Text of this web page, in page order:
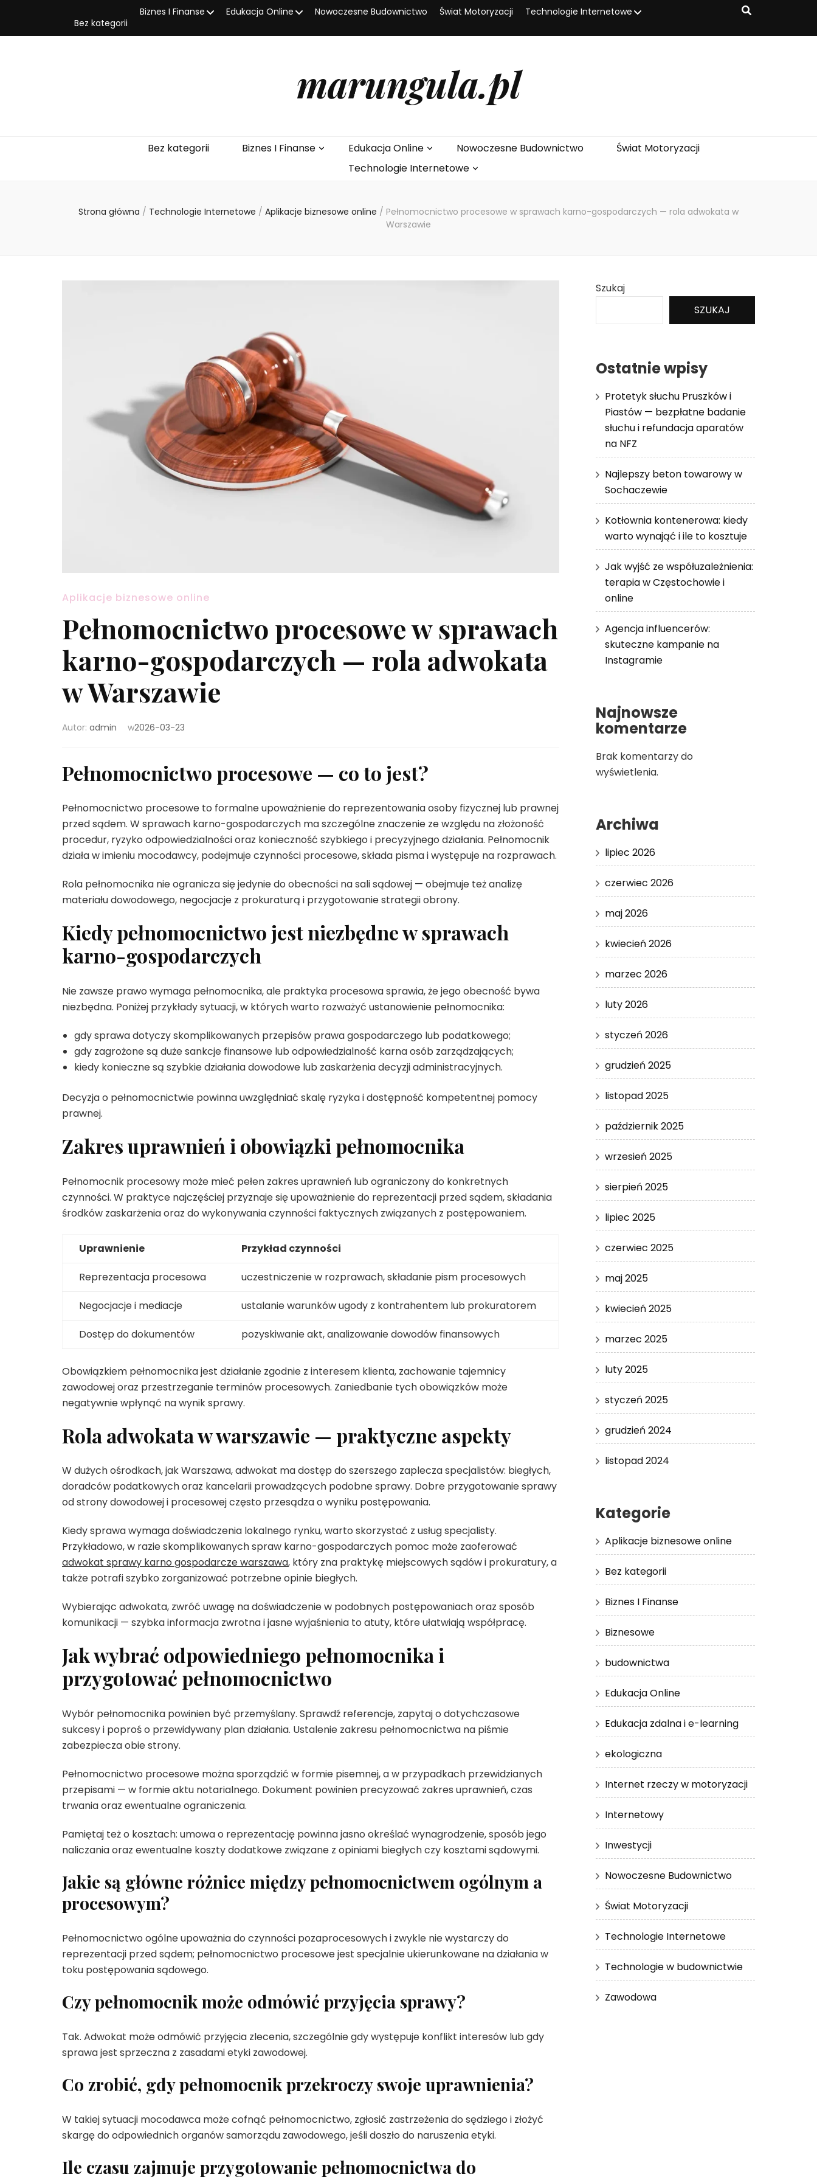
Bez kategorii
Biznes I Finanse Edukacja Online Nowoczesne Budownictwo Świat Motoryzacji Technologie Internetowe
marungula.pl
Bez kategorii Biznes I Finanse Edukacja Online Nowoczesne Budownictwo
Świat Motoryzacji
Technologie Internetowe
Strona główna / Technologie Internetowe / Aplikacje biznesowe online / Pełnomocnictwo procesowe w sprawach karno-gospodarczych — rola adwokata w
Warszawie
Aplikacje biznesowe online
Pełnomocnictwo procesowe w sprawach
karno-gospodarczych — rola adwokata
w Warszawie
Autor: admin w2026-03-23
Pełnomocnictwo procesowe — co to jest?
Pełnomocnictwo procesowe to formalne upoważnienie do reprezentowania osoby fizycznej lub prawnej
przed sądem. W sprawach karno-gospodarczych ma szczególne znaczenie ze względu na złożoność
procedur, ryzyko odpowiedzialności oraz konieczność szybkiego i precyzyjnego działania. Pełnomocnik
działa w imieniu mocodawcy, podejmuje czynności procesowe, składa pisma i występuje na rozprawach.
Rola pełnomocnika nie ogranicza się jedynie do obecności na sali sądowej — obejmuje też analizę
materiału dowodowego, negocjacje z prokuraturą i przygotowanie strategii obrony.
Kiedy pełnomocnictwo jest niezbędne w sprawach
karno-gospodarczych
Nie zawsze prawo wymaga pełnomocnika, ale praktyka procesowa sprawia, że jego obecność bywa
niezbędna. Poniżej przykłady sytuacji, w których warto rozważyć ustanowienie pełnomocnika:
gdy sprawa dotyczy skomplikowanych przepisów prawa gospodarczego lub podatkowego;
gdy zagrożone są duże sankcje finansowe lub odpowiedzialność karna osób zarządzających;
kiedy konieczne są szybkie działania dowodowe lub zaskarżenia decyzji administracyjnych.
Decyzja o pełnomocnictwie powinna uwzględniać skalę ryzyka i dostępność kompetentnej pomocy
prawnej.
Zakres uprawnień i obowiązki pełnomocnika
Pełnomocnik procesowy może mieć pełen zakres uprawnień lub ograniczony do konkretnych
czynności. W praktyce najczęściej przyznaje się upoważnienie do reprezentacji przed sądem, składania
środków zaskarżenia oraz do wykonywania czynności faktycznych związanych z postępowaniem.
Uprawnienie Przykład czynności
Reprezentacja procesowa uczestniczenie w rozprawach, składanie pism procesowych
Negocjacje i mediacje ustalanie warunków ugody z kontrahentem lub prokuratorem
Dostęp do dokumentów pozyskiwanie akt, analizowanie dowodów finansowych
Obowiązkiem pełnomocnika jest działanie zgodnie z interesem klienta, zachowanie tajemnicy
zawodowej oraz przestrzeganie terminów procesowych. Zaniedbanie tych obowiązków może
negatywnie wpłynąć na wynik sprawy.
Rola adwokata w warszawie — praktyczne aspekty
W dużych ośrodkach, jak Warszawa, adwokat ma dostęp do szerszego zaplecza specjalistów: biegłych,
doradców podatkowych oraz kancelarii prowadzących podobne sprawy. Dobre przygotowanie sprawy
od strony dowodowej i procesowej często przesądza o wyniku postępowania.
Kiedy sprawa wymaga doświadczenia lokalnego rynku, warto skorzystać z usług specjalisty.
Przykładowo, w razie skomplikowanych spraw karno-gospodarczych pomoc może zaoferować
adwokat sprawy karno gospodarcze warszawa, który zna praktykę miejscowych sądów i prokuratury, a
także potrafi szybko zorganizować potrzebne opinie biegłych.
Wybierając adwokata, zwróć uwagę na doświadczenie w podobnych postępowaniach oraz sposób
komunikacji — szybka informacja zwrotna i jasne wyjaśnienia to atuty, które ułatwiają współpracę.
Jak wybrać odpowiedniego pełnomocnika i
przygotować pełnomocnictwo
Wybór pełnomocnika powinien być przemyślany. Sprawdź referencje, zapytaj o dotychczasowe
sukcesy i poproś o przewidywany plan działania. Ustalenie zakresu pełnomocnictwa na piśmie
zabezpiecza obie strony.
Pełnomocnictwo procesowe można sporządzić w formie pisemnej, a w przypadkach przewidzianych
przepisami — w formie aktu notarialnego. Dokument powinien precyzować zakres uprawnień, czas
trwania oraz ewentualne ograniczenia.
Pamiętaj też o kosztach: umowa o reprezentację powinna jasno określać wynagrodzenie, sposób jego
naliczania oraz ewentualne koszty dodatkowe związane z opiniami biegłych czy kosztami sądowymi.
Jakie są główne różnice między pełnomocnictwem ogólnym a
procesowym?
Pełnomocnictwo ogólne upoważnia do czynności pozaprocesowych i zwykle nie wystarczy do
reprezentacji przed sądem; pełnomocnictwo procesowe jest specjalnie ukierunkowane na działania w
toku postępowania sądowego.
Czy pełnomocnik może odmówić przyjęcia sprawy?
Tak. Adwokat może odmówić przyjęcia zlecenia, szczególnie gdy występuje konflikt interesów lub gdy
sprawa jest sprzeczna z zasadami etyki zawodowej.
Co zrobić, gdy pełnomocnik przekroczy swoje uprawnienia?
W takiej sytuacji mocodawca może cofnąć pełnomocnictwo, zgłosić zastrzeżenia do sędziego i złożyć
skargę do odpowiednich organów samorządu zawodowego, jeśli doszło do naruszenia etyki.
Ile czasu zajmuje przygotowanie pełnomocnictwa do
Szukaj
SZUKAJ
Ostatnie wpisy
Protetyk słuchu Pruszków i
Piastów — bezpłatne badanie
słuchu i refundacja aparatów
na NFZ
Najlepszy beton towarowy w
Sochaczewie
Kotłownia kontenerowa: kiedy
warto wynająć i ile to kosztuje
Jak wyjść ze współuzależnienia:
terapia w Częstochowie i
online
Agencja influencerów:
skuteczne kampanie na
Instagramie
Najnowsze
komentarze
Brak komentarzy do
wyświetlenia.
Archiwa
lipiec 2026
czerwiec 2026
maj 2026
kwiecień 2026
marzec 2026
luty 2026
styczeń 2026
grudzień 2025
listopad 2025
październik 2025
wrzesień 2025
sierpień 2025
lipiec 2025
czerwiec 2025
maj 2025
kwiecień 2025
marzec 2025
luty 2025
styczeń 2025
grudzień 2024
listopad 2024
Kategorie
Aplikacje biznesowe online
Bez kategorii
Biznes I Finanse
Biznesowe
budownictwa
Edukacja Online
Edukacja zdalna i e-learning
ekologiczna
Internet rzeczy w motoryzacji
Internetowy
Inwestycji
Nowoczesne Budownictwo
Świat Motoryzacji
Technologie Internetowe
Technologie w budownictwie
Zawodowa